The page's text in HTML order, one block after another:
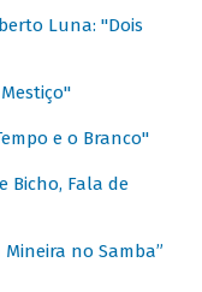
Luna: "Dois
e o Branco"
Bicho, Fala de
no Samba”